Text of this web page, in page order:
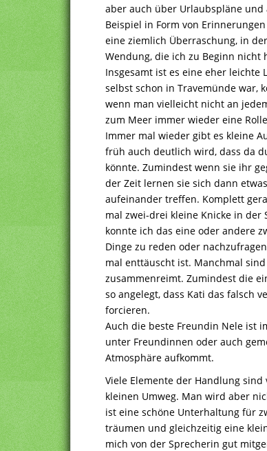
aber auch über Urlaubspläne
Beispiel in Form von
eine ziemlich Überraschung, in
Wendung, die ich zu Beginn nicht
Insgesamt ist es eine eher leichte
selbst schon in Travemünde war,
wenn man vielleicht nicht an
zum Meer immer wieder eine
Immer mal wieder gibt es kleine
früh auch deutlich wird, dass da
könnte. Zumindest wenn sie ihr
der Zeit lernen sie sich dann
aufeinander treffen. Komplett
mal zwei-drei kleine Knicke in der
konnte ich das eine oder andere
Dinge zu reden oder
mal enttäuscht ist. Manchmal
zusammenreimt. Zumindest die
so angelegt, dass Kati das falsch
forcieren.
Auch die beste Freundin Nele ist
unter Freundinnen oder auch
Atmosphäre aufkommt.
Viele Elemente der Handlung
kleinen Umweg. Man wird aber
ist eine schöne Unterhaltung für
träumen und gleichzeitig eine
mich von der Sprecherin gut